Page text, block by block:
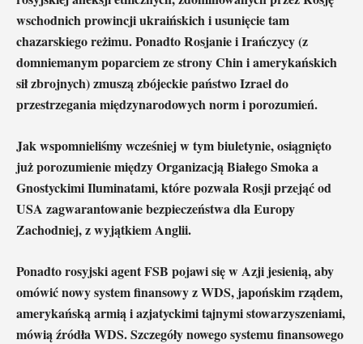
wschodnich prowincji ukraińskich i usunięcie tam
chazarskiego reżimu. Ponadto Rosjanie i Irańczycy (z
domniemanym poparciem ze strony Chin i amerykańskich
sił zbrojnych) zmuszą zbójeckie państwo Izrael do
przestrzegania międzynarodowych norm i porozumień.
Jak wspomnieliśmy wcześniej w tym biuletynie, osiągnięto
już porozumienie między Organizacją Białego Smoka a
Gnostyckimi Iluminatami, które pozwala Rosji przejąć od
USA zagwarantowanie bezpieczeństwa dla Europy
Zachodniej, z wyjątkiem Anglii.
Ponadto rosyjski agent FSB pojawi się w Azji jesienią, aby
omówić nowy system finansowy z WDS, japońskim rządem,
amerykańską armią i azjatyckimi tajnymi stowarzyszeniami,
mówią źródła WDS. Szczegóły nowego systemu finansowego